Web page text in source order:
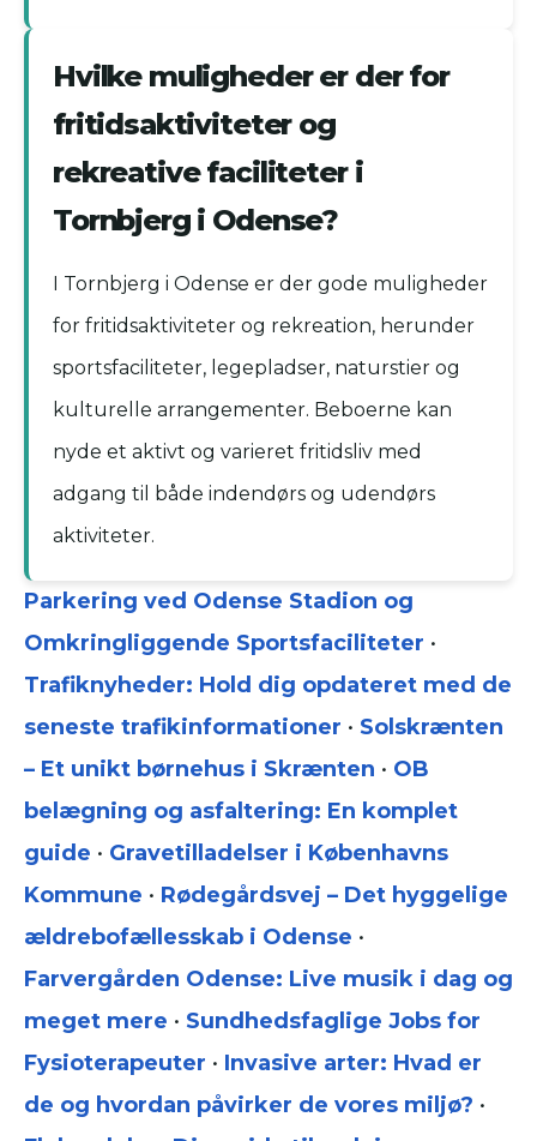
Hvilke muligheder er der for
fritidsaktiviteter og
rekreative faciliteter i
Tornbjerg i Odense?
I Tornbjerg i Odense er der gode muligheder
for fritidsaktiviteter og rekreation, herunder
sportsfaciliteter, legepladser, naturstier og
kulturelle arrangementer. Beboerne kan
nyde et aktivt og varieret fritidsliv med
adgang til både indendørs og udendørs
aktiviteter.
Parkering ved Odense Stadion og
Omkringliggende Sportsfaciliteter •
Trafiknyheder: Hold dig opdateret med de
seneste trafikinformationer • Solskrænten
– Et unikt børnehus i Skrænten • OB
belægning og asfaltering: En komplet
guide • Gravetilladelser i Københavns
Kommune • Rødegårdsvej – Det hyggelige
ældrebofællesskab i Odense •
Farvergården Odense: Live musik i dag og
meget mere • Sundhedsfaglige Jobs for
Fysioterapeuter • Invasive arter: Hvad er
de og hvordan påvirker de vores miljø? •